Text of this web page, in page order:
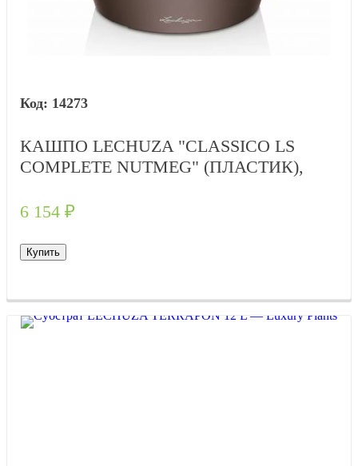
14273
КАШПО LECHUZA "CLASSICO LS
COMPLETE NUTMEG" (ПЛАСТИК),
6 154 ₽
Купить